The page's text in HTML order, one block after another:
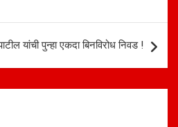
यांची पुन्हा एकदा बिनविरोध निवड !